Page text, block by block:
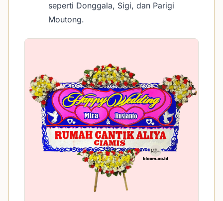
seperti Donggala, Sigi, dan Parigi
Moutong.